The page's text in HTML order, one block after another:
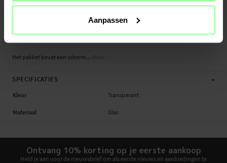
Aanpassen
- Echt gehard glas met een hardheid van 9H
- Afgeronde randen (2,5 D arc edge)
Het pakket bevat een scherm... Meer
SPECIFICATIES -
Kleur Transparant
Materiaal Glas
Ontvang 10% korting op je eerste aankoop
Meld je aan voor de nieuwsbrief om als eerste nieuws en aanbiedingen te